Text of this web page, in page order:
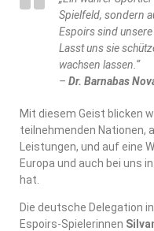
Spielfeld, sondern
Espoirs sind
Lasst uns sie
wachsen lassen.“
– Dr. Barnabas
Mit diesem Geist blicken
teilnehmenden Nationen,
Leistungen, und auf eine
Europa und auch bei uns
hat.
Die deutsche Delegation
Espoirs-Spielerinnen